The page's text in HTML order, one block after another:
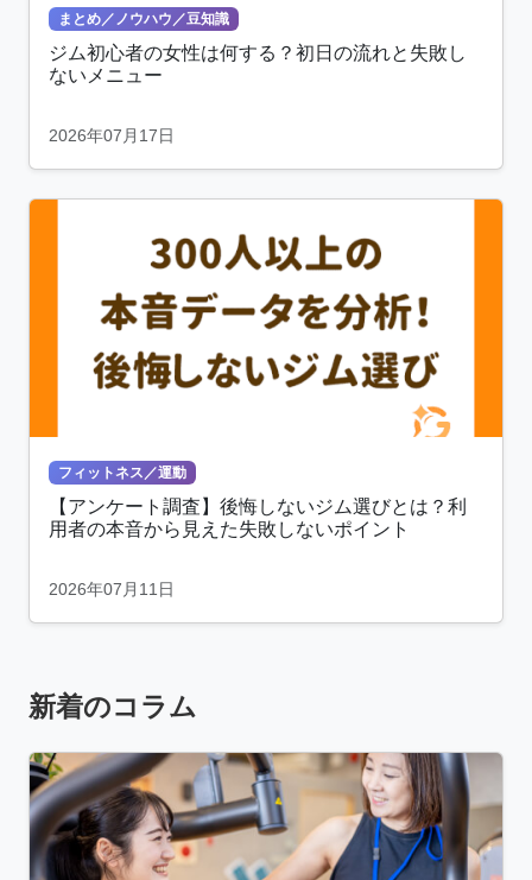
まとめ／ノウハウ／豆知識
ジム初心者の女性は何する？初日の流れと失敗し
ないメニュー
2026年07月17日
フィットネス／運動
【アンケート調査】後悔しないジム選びとは？利
用者の本音から見えた失敗しないポイント
2026年07月11日
新着のコラム